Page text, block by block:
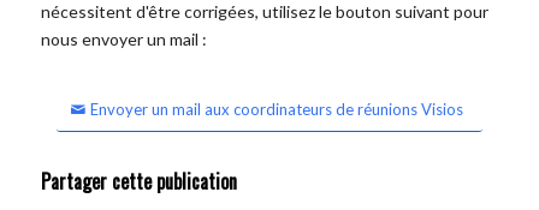
nécessitent d'être corrigées, utilisez le bouton suivant pour
nous envoyer un mail :
Envoyer un mail aux coordinateurs de réunions Visios
Partager cette publication